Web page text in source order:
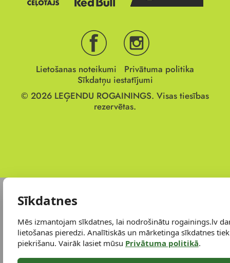
Lietošanas noteikumi
Privātuma politika
Sīkdatņu iestatījumi
© 2026 LEĢENDU ROGAININGS. Visas tiesības
rezervētas.
Sīkdatnes
Mēs izmantojam sīkdatnes, lai nodrošinātu rogainings.lv
lietošanas pieredzi. Analītiskās un mārketinga sīkdatnes
piekrišanu. Vairāk lasiet mūsu Privātuma politikā.